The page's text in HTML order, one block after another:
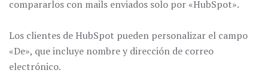
compararlos con mails enviados solo por «HubSpot».
Los clientes de HubSpot pueden personalizar el campo
«De», que incluye nombre y dirección de correo
electrónico.